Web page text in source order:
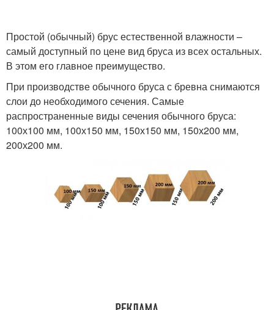
Простой (обычный) брус естественной влажности –
самый доступный по цене вид бруса из всех остальных.
В этом его главное преимущество.
При производстве обычного бруса с бревна снимаются
слои до необходимого сечения. Самые
распространенные виды сечения обычного бруса:
100х100 мм, 100х150 мм, 150х150 мм, 150х200 мм,
200х200 мм.